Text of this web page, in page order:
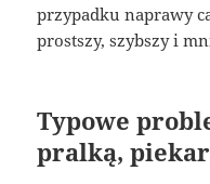
przypadku naprawy
prostszy, szybszy i
Typowe
pralką,